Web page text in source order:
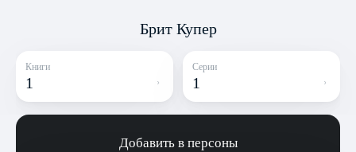
Брит Купер
Книги
1
Серии
1
Добавить в персоны